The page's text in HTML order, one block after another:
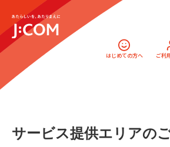
はじめての方へ ご利
サービス提供エリアの